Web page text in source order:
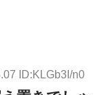
ID:KLGb3I/n0